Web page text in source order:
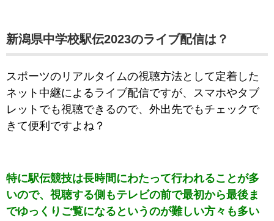
新潟県中学校駅伝2023のライブ配信は？
スポーツのリアルタイムの視聴方法として定着した
ネット中継によるライブ配信ですが、スマホやタブ
レットでも視聴できるので、外出先でもチェックで
きて便利ですよね？
特に駅伝競技は長時間にわたって行われることが多
いので、視聴する側もテレビの前で最初から最後ま
でゆっくりご覧になるというのが難しい方々も多い